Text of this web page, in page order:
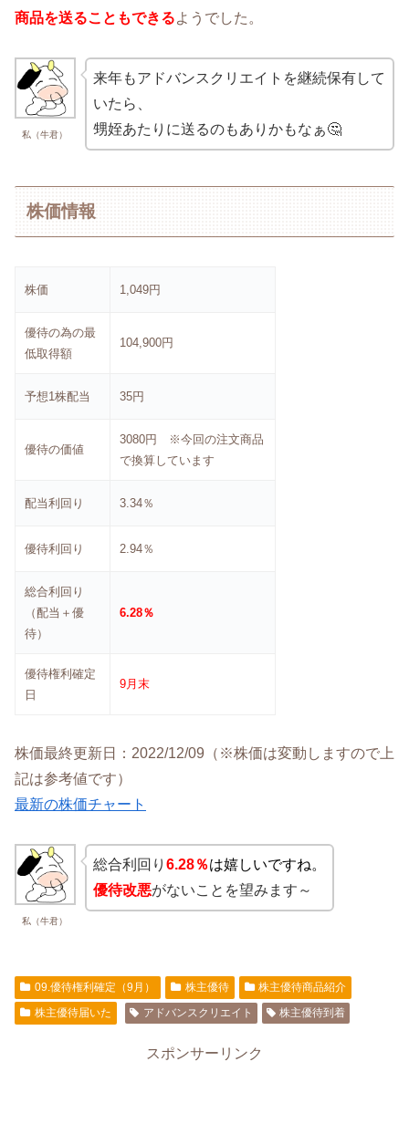
商品を送ることもできるようでした。
私（牛君）
来年もアドバンスクリエイトを継続保有して
いたら、
甥姪あたりに送るのもありかもなぁ🤔
株価情報
株価 1,049円
優待の為の最
低取得額
104,900円
予想1株配当 35円
優待の価値
3080円 ※今回の注文商品
で換算しています
配当利回り 3.34％
優待利回り 2.94％
総合利回り
（配当＋優
待）
6.28％
優待権利確定
日
9月末
株価最終更新日：2022/12/09（※株価は変動しますので上
記は参考値です）
最新の株価チャート
私（牛君）
総合利回り 6.28％は嬉しいですね。
優待改悪がないことを望みます～
09.優待権利確定（9月） 株主優待
株主優待商品紹介
株主優待届いた
アドバンスクリエイト 株主優待到着
スポンサーリンク